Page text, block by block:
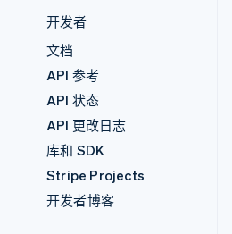
开发者
文档
API 参考
API 状态
API 更改日志
库和 SDK
Stripe Projects
开发者博客